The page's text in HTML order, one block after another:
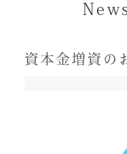
資本金増資の